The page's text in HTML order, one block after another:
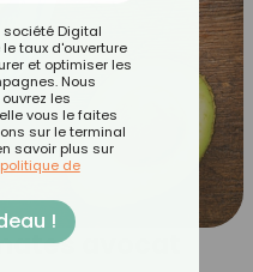
avocat
Digital
taux d'ouverture
et optimiser les
Nous
les
vous le faites
sur le terminal
savoir plus sur
politique de
!